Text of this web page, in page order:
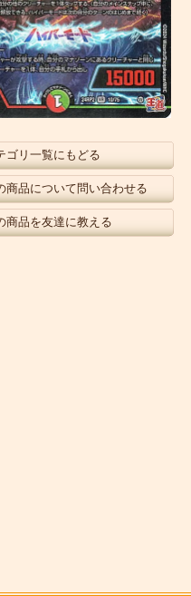
ゴリ一覧にもどる
商品について問い合わせる
商品を友達に教える